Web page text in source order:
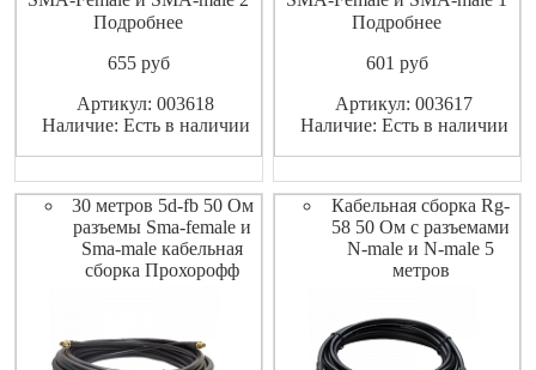
метра RG-58 50 Ом
Подробнее
655pуб
Артикул: 003618
Наличие: Есть в наличии
метр RG-58 50 Ом ShopCarry
Подробнее
601 pуб
Артикул: 003617
Наличие: Есть в наличии
30 метров 5d-fb 50 Ом
разъемы Sma-female и
Sma-male кабельная
сборка Прохорофф
Кабельная сборка Rg-
58 50 Ом с разъемами
N-male и N-male 5
метров